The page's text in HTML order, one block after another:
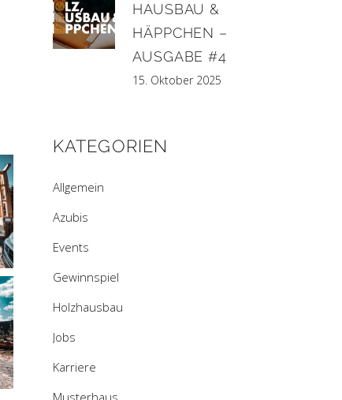
HAUSBAU &
HÄPPCHEN –
AUSGABE #4
15. Oktober 2025
KATEGORIEN
Allgemein
Azubis
Events
Gewinnspiel
Holzhausbau
Jobs
Karriere
Musterhaus